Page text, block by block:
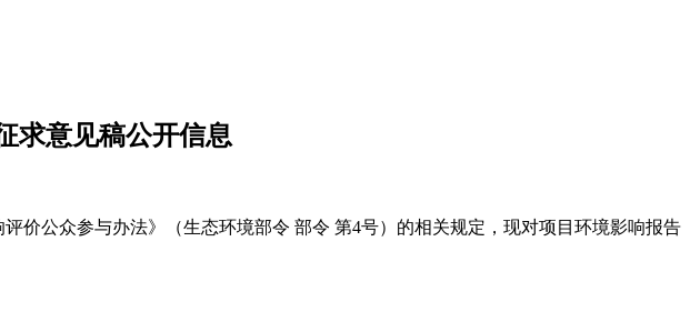
求意见稿公开信息
价公众参与办法》（生态环境部令 部令 第4号）的相关规定，现对项目环境影响报告